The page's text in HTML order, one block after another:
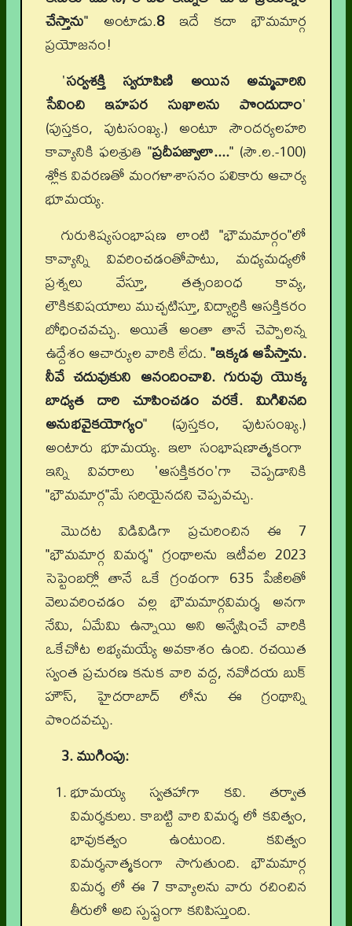
చేస్తాను" అంటాడు.8ఇదే కదా భౌమమార్గ
ప్రయోజనం!
'సర్వశక్తి స్వరూపిణి అయిన అమ్మవారిని
సేవించి ఇహపర సుఖాలను పొందుదాం'
(పుస్తకం, పుటసంఖ్య.) అంటూ సౌందర్యలహరి
కావ్యానికి ఫలశ్రుతి "ప్రదీపజ్వాలా...." (సౌ.ల.-100)
శ్లోక వివరణతో మంగళాశాసనం పలికారు ఆచార్య
భూమయ్య.
గురుశిష్యసంభాషణ లాంటి "భౌమమార్గం"లో
కావ్యాన్ని వివరించడంతోపాటు, మధ్యమధ్యలో
ప్రశ్నలు వేస్తూ, తత్సంబంధ కావ్య,
లౌకికవిషయాలు ముచ్చటిస్తూ, విద్యార్ధికి ఆసక్తికరం
బోధించవచ్చు. అయితే అంతా తానే చెప్పాలన్న
ఉద్దేశం ఆచార్యుల వారికి లేదు."ఇక్కడ ఆపేస్తాను.
నీవే చదువుకుని ఆనందించాలి. గురువు యొక్క
బాధ్యత దారి చూపించడం వరకే. మిగిలినది
అనుభవైకయోగ్యం" (పుస్తకం, పుటసంఖ్య.)
అంటారు భూమయ్య. ఇలా సంభాషణాత్మకంగా
ఇన్ని వివరాలు 'ఆసక్తికరం'గా చెప్పడానికి
"భౌమమార్గ"మే సరియైనదని చెప్పవచ్చు.
మొదట విడివిడిగా ప్రచురించిన ఈ 7
"భౌమమార్గ విమర్శ" గ్రంథాలను ఇటీవల 2023
సెప్టెంబర్లో తానే ఒకే గ్రంథంగా 635 పేజీలతో
వెలువరించడం వల్ల భౌమమార్గవిమర్శ అనగా
నేమి, ఏమేమి ఉన్నాయి అని అన్వేషించే వారికి
ఒకేచోట లభ్యమయ్యే అవకాశం ఉంది. రచయిత
స్వంత ప్రచురణ కనుక వారి వద్ద, నవోదయ బుక్
హౌస్, హైదరాబాద్ లోను ఈ గ్రంథాన్ని
పొందవచ్చు.
3. ముగింపు:
భూమయ్య స్వతహాగా కవి. తర్వాత
విమర్శకులు. కాబట్టి వారి విమర్శ లో కవిత్వం,
భావుకత్వం ఉంటుంది. కవిత్వం
విమర్శనాత్మకంగా సాగుతుంది. భౌమమార్గ
విమర్శ లో ఈ 7 కావ్యాలను వారు రచించిన
తీరులో అది స్పష్టంగా కనిపిస్తుంది.